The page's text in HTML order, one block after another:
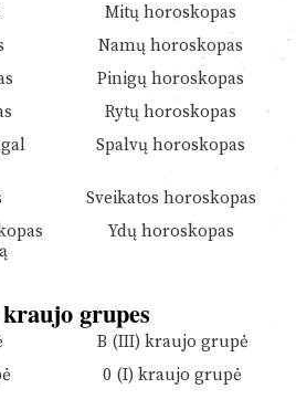
Mitų horoskopas
Namų horoskopas
Pinigų horoskopas
Rytų horoskopas
Spalvų horoskopas
Sveikatos horoskopas
Ydų horoskopas
grupes
B (III) kraujo grupė
0 (I) kraujo grupė